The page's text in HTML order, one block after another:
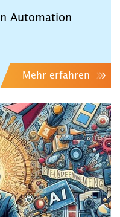
Automation
Mehr erfahren